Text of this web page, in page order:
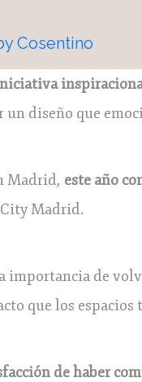
Cosentino
diseño que
Madrid, este año
Madrid.
importancia de
que los
de haber